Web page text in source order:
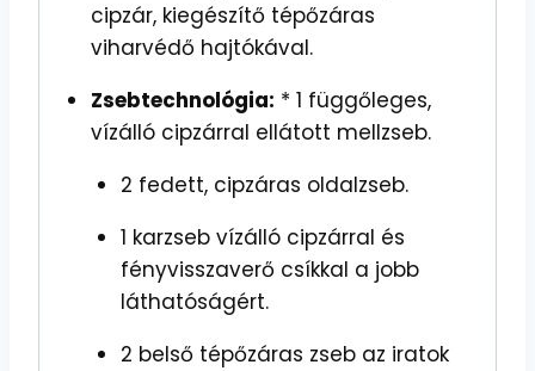
cipzár, kiegészítő tépőzáras
viharvédő hajtókával.
Zsebtechnológia: * 1 függőleges,
vízálló cipzárral ellátott mellzseb.
2 fedett, cipzáras oldalzseb.
1 karzseb vízálló cipzárral és
fényvisszaverő csíkkal a jobb
láthatóságért.
2 belső tépőzáras zseb az iratok